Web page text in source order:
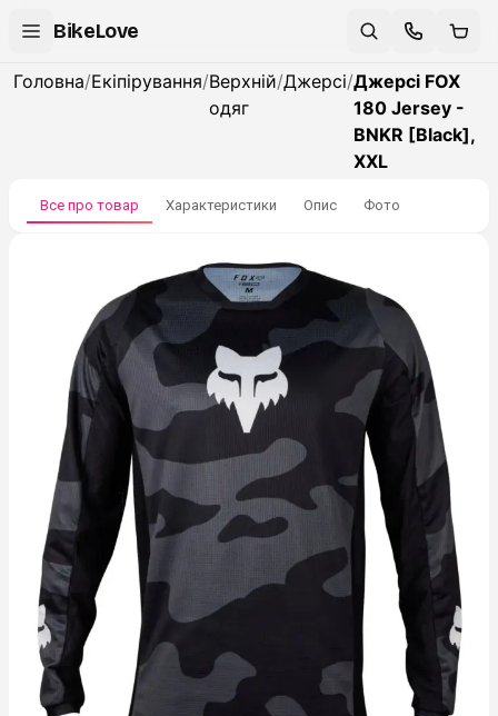
BikeLove
Головна/Екіпірування/Верхній
одяг
/Джерсі/Джерсі FOX
180 Jersey -
BNKR [Black],
XXL
Все про товар Характеристики Опис Фото